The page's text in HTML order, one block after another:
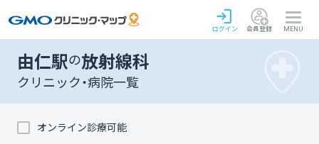
ログイン 会員登録 MENU
由仁駅の放射線科
クリニック・病院一覧
オンライン診療可能